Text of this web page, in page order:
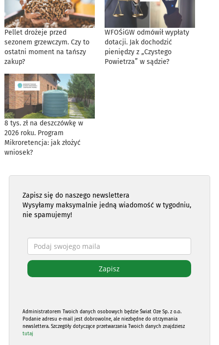
Pellet drożeje przed
sezonem grzewczym. Czy to
ostatni moment na tańszy
zakup?
WFOŚiGW odmówił wypłaty
dotacji. Jak dochodzić
pieniędzy z „Czystego
Powietrza” w sądzie?
8 tys. zł na deszczówkę w
2026 roku. Program
Mikroretencja: jak złożyć
wniosek?
Zapisz się do naszego newslettera
Wysyłamy maksymalnie jedną wiadomość w tygodniu,
nie spamujemy!
Administratorem Twoich danych osobowych będzie Świat Oze Sp. z o.o.
Podanie adresu e-mail jest dobrowolne, ale niezbędne do otrzymania
newslettera. Szczegóły dotyczące przetwarzania Twoich danych znajdziesz
tutaj